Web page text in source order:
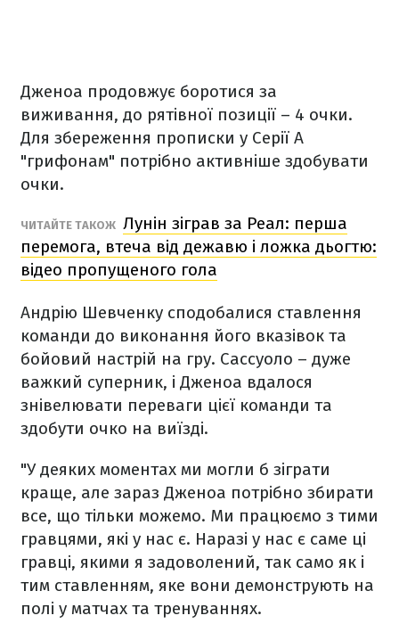
Дженоа продовжує боротися за
виживання, до рятівної позиції – 4 очки.
Для збереження прописки у Серії А
"грифонам" потрібно активніше здобувати
очки.
ЧИТАЙТЕ ТАКОЖ Лунін зіграв за Реал: перша
перемога, втеча від дежавю і ложка дьогтю:
відео пропущеного гола
Андрію Шевченку сподобалися ставлення
команди до виконання його вказівок та
бойовий настрій на гру. Сассуоло – дуже
важкий суперник, і Дженоа вдалося
знівелювати переваги цієї команди та
здобути очко на виїзді.
"У деяких моментах ми могли б зіграти
краще, але зараз Дженоа потрібно збирати
все, що тільки можемо. Ми працюємо з тими
гравцями, які у нас є. Наразі у нас є саме ці
гравці, якими я задоволений, так само як і
тим ставленням, яке вони демонструють на
полі у ​​матчах та тренуваннях.